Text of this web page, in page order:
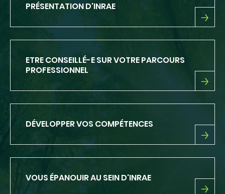
PRÉSENTATION D'INRAE
PRÉSENTATION
ETRE CONSEILLÉ-E SUR VOTRE PARCOURS
PROFESSIONNEL
ETRE
SUR
VOTRE
PROFESSIONNEL
DÉVELOPPER VOS COMPÉTENCES
DÉVELOPPER
VOUS ÉPANOUIR AU SEIN D'INRAE